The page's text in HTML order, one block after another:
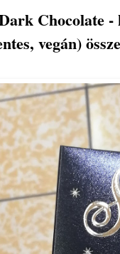
Chocolate -
vegán)